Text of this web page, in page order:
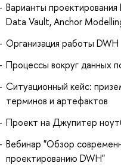
Варианты
Data Vault, Anchor
Организация работы DWH
Процессы вокруг данных
Ситуационный кейс:
терминов и артефактов
Проект на Джупитер
Вебинар "Обзор
проектированию DWH"